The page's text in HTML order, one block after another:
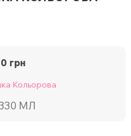
грн
Кольорова
МЛ